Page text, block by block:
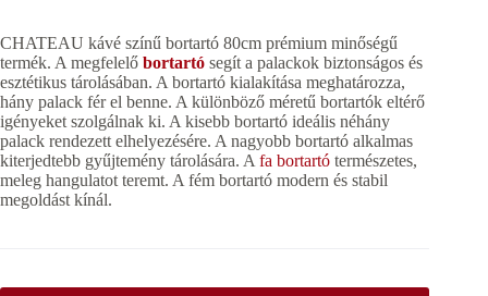
CHATEAU kávé színű bortartó 80cm prémium minőségű
termék. A megfelelő bortartó segít a palackok biztonságos és
esztétikus tárolásában. A bortartó kialakítása meghatározza,
hány palack fér el benne. A különböző méretű bortartók eltérő
igényeket szolgálnak ki. A kisebb bortartó ideális néhány
palack rendezett elhelyezésére. A nagyobb bortartó alkalmas
kiterjedtebb gyűjtemény tárolására. A fa bortartó természetes,
meleg hangulatot teremt. A fém bortartó modern és stabil
megoldást kínál.